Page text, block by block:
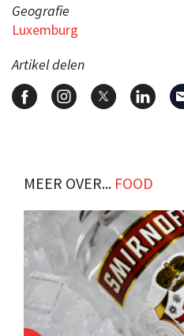
Geografie
Luxemburg
Artikel delen
MEER OVER... FOOD